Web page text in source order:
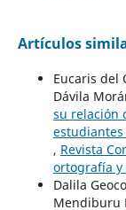
Artículos
Eucaris del
Dávila
su relación
, Revista
ortografía y
Dalila
Mendiburu